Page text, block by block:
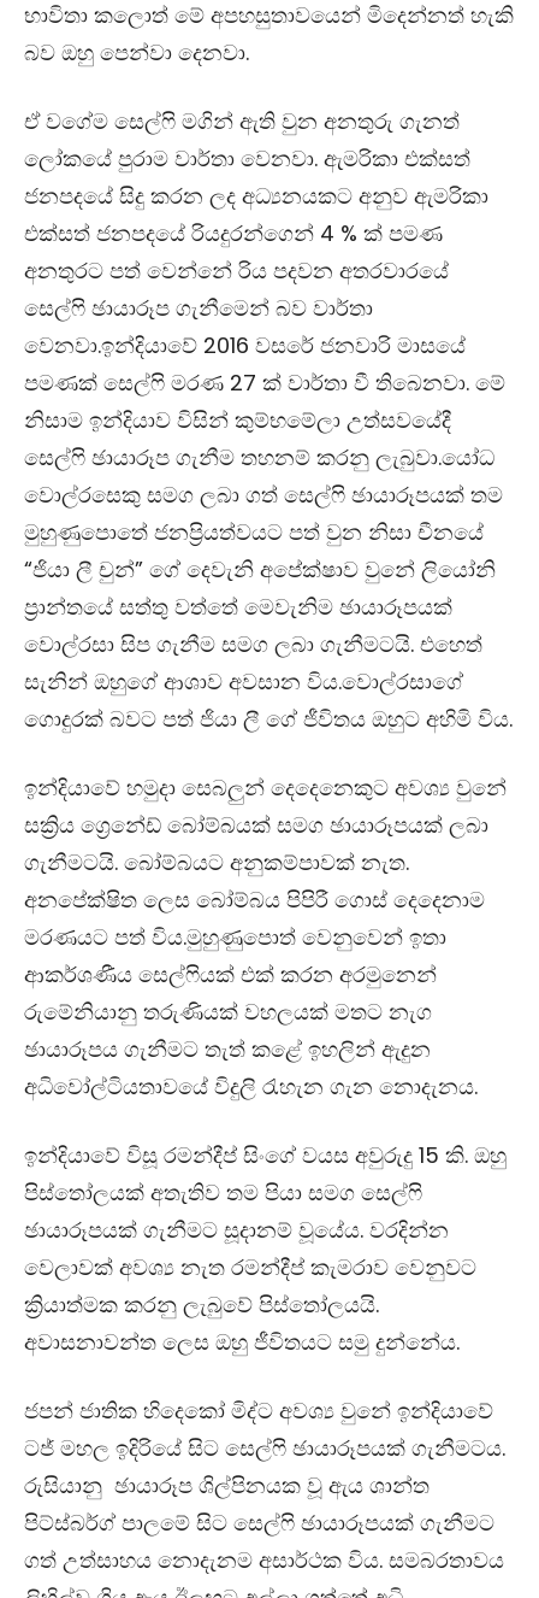
භාවිතා කලොත් මේ අපහසුතාවයෙන් මිදෙන්නත් හැකි
බව ඔහු පෙන්වා දෙනවා.
ඒ වගේම සෙල්ෆි මගින් ඇති වුන අනතුරු ගැනත්
ලෝකයේ පුරාම වාර්තා වෙනවා. ඇමරිකා එක්සත්
ජනපදයේ සිදු කරන ලද අධ්‍යනයකට අනුව ඇමරිකා
එක්සත් ජනපදයේ රියදුරන්ගෙන් 4 % ක් පමණ
අනතුරට පත් වෙන්නේ රිය පදවන අතරවාරයේ
සෙල්ෆි ඡායාරූප ගැනීමෙන් බව වාර්තා
වෙනවා.ඉන්දියාවේ 2016 වසරේ ජනවාරි මාසයේ
පමණක් සෙල්ෆි මරණ 27 ක් වාර්තා වී තිබෙනවා. මේ
නිසාම ඉන්දියාව විසින් කුම්භමේලා උත්සවයේදී
සෙල්‍ෆි ඡායාරූප ගැනීම තහනම් කරනු ලැබුවා.යෝධ
වොල්රසෙකු සමග ලබා ගත් සෙල්‍ෆි ඡායාරූපයක් තම
මුහුණුපොතේ ජනප්‍රියත්වයට පත් වුන නිසා චීනයේ
“ජියා ලී චුන්” ගේ දෙවැනි අපේක්ෂාව වුනේ ලියෝනි
ප්‍රාන්තයේ සත්තු වත්තේ මෙවැනිම ඡායාරූපයක්
වොල්රසා සිප ගැනීම සමග ලබා ගැනීමටයි. එහෙත්
සැනින් ඔහුගේ ආශාව අවසාන විය.වොල්රසාගේ
ගොදුරක් බවට පත් ජියා ලී ගේ ජීවිතය ඔහුට අහිමි විය.
ඉන්දියාවේ හමුදා සෙබලුන් දෙදෙනෙකුට අවශ්‍ය වුනේ
සක්‍රිය ග්‍රෙනේඩ් බෝම්බයක් සමග ඡායාරූපයක් ලබා
ගැනීමටයි. බෝම්බයට අනුකම්පාවක් නැත.
අනපේක්ෂිත ලෙස බෝම්බය පිපිරී ගොස් දෙදෙනාම
මරණයට පත් විය.මුහුණුපොත් වෙනුවෙන් ඉතා
ආකර්ශණීය සෙල්ෆියක් එක් කරන අරමුනෙන්
රුමේනියානු තරුණියක් වහලයක් මතට නැග
ඡායාරූපය ගැනීමට තැත් කළේ ඉහලින් ඇදුන
අධිවෝල්ටියතාවයේ විදුලි රැහැන ගැන නොදැනය.
ඉන්දියාවේ විසූ රමන්දීප් සිංගේ වයස අවුරුදු 15 කි. ඔහු
පිස්තෝලයක් අතැතිව තම පියා සමග සෙල්‍ෆි
ඡායාරූපයක් ගැනීමට සූදානම් වූයේය. වරදින්න
වෙලාවක් අවශ්‍ය නැත රමන්දීප් කැමරාව වෙනුවට
ක්‍රියාත්මක කරනු ලැබුවේ පිස්තෝලයයි.
අවාසනාවන්ත ලෙස ඔහු ජීවිතයට සමු දුන්නේය.
ජපන් ජාතික හිදෙකෝ මිද්ට අවශ්‍ය වුනේ ඉන්දියාවේ
ටජ් මහල ඉදිරියේ සිට සෙල්‍ෆි ඡායාරූපයක් ගැනීමටය.
රුසියානු ඡායාරූප ශිල්පිනයක වූ ඇය ශාන්ත
පිට්ස්බර්ග් පාලමේ සිට සෙල්‍ෆි ඡායාරූපයක් ගැනීමට
ගත් උත්සාහය නොදැනම අසාර්ථක විය. සමබරතාවය